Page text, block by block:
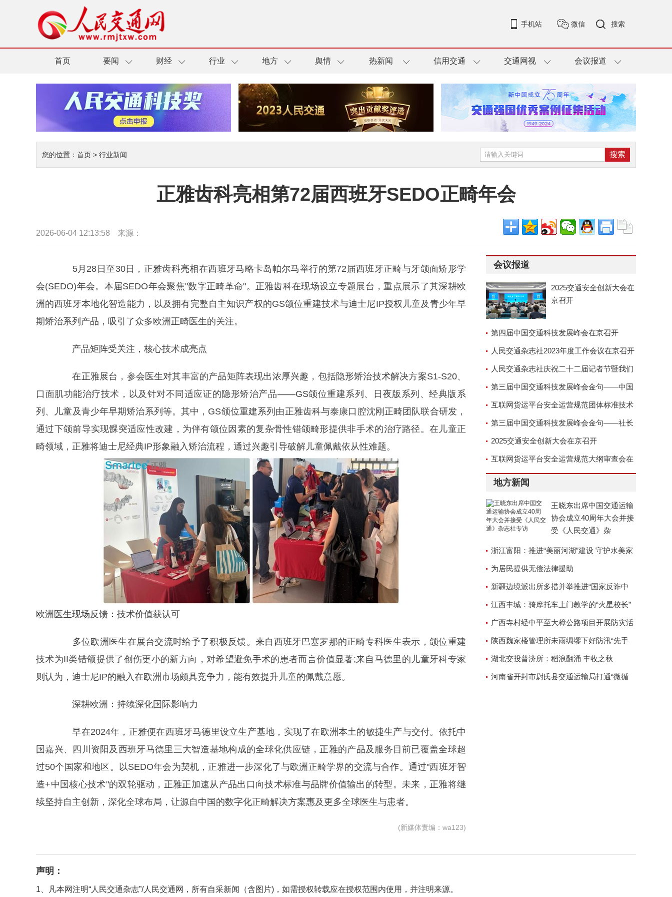
手机站 微信 搜索
首页 要闻 财经 行业 地方 舆情 热新闻 信用交通 交通网视 会议报道
您的位置： 首页 > 行业新闻
正雅齿科亮相第72届西班牙SEDO正畸年会
2026-06-04 12:13:58 来源：
5月28日至30日，正雅齿科亮相在西班牙马略卡岛帕尔马举行的第72届西班牙正畸与牙颌面矫形学
会(SEDO)年会。本届SEDO年会聚焦"数字正畸革命"。正雅齿科在现场设立专题展台，重点展示了其深耕欧
洲的西班牙本地化智造能力，以及拥有完整自主知识产权的GS颌位重建技术与迪士尼IP授权儿童及青少年早
期矫治系列产品，吸引了众多欧洲正畸医生的关注。
产品矩阵受关注，核心技术成亮点
在正雅展台，参会医生对其丰富的产品矩阵表现出浓厚兴趣，包括隐形矫治技术解决方案S1-S20、
口面肌功能治疗技术，以及针对不同适应证的隐形矫治产品——GS颌位重建系列、日夜版系列、经典版系
列、儿童及青少年早期矫治系列等。其中，GS颌位重建系列由正雅齿科与泰康口腔沈刚正畸团队联合研发，
通过下颌前导实现髁突适应性改建，为伴有颌位因素的复杂骨性错颌畸形提供非手术的治疗路径。在儿童正
畸领域，正雅将迪士尼经典IP形象融入矫治流程，通过兴趣引导破解儿童佩戴依从性难题。
欧洲医生现场反馈：技术价值获认可
多位欧洲医生在展台交流时给予了积极反馈。来自西班牙巴塞罗那的正畸专科医生表示，颌位重建
技术为II类错颌提供了创伤更小的新方向，对希望避免手术的患者而言价值显著;来自马德里的儿童牙科专家
则认为，迪士尼IP的融入在欧洲市场颇具竞争力，能有效提升儿童的佩戴意愿。
深耕欧洲：持续深化国际影响力
早在2024年，正雅便在西班牙马德里设立生产基地，实现了在欧洲本土的敏捷生产与交付。依托中
国嘉兴、四川资阳及西班牙马德里三大智造基地构成的全球化供应链，正雅的产品及服务目前已覆盖全球超
过50个国家和地区。以SEDO年会为契机，正雅进一步深化了与欧洲正畸学界的交流与合作。通过"西班牙智
造+中国核心技术"的双轮驱动，正雅正加速从产品出口向技术标准与品牌价值输出的转型。未来，正雅将继
续坚持自主创新，深化全球布局，让源自中国的数字化正畸解决方案惠及更多全球医生与患者。
(新媒体责编：wa123)
会议报道
2025交通安全创新大会在
京召开
第四届中国交通科技发展峰会在京召开
人民交通杂志社2023年度工作会议在京召开
人民交通杂志社庆祝二十二届记者节暨我们
的故事演讲座谈会
第三届中国交通科技发展峰会金句——中国
交通运输协会副会长兼秘
互联网货运平台安全运营规范团体标准技术
审查会顺利召开
第三届中国交通科技发展峰会金句——社长
郑德岭
2025交通安全创新大会在京召开
互联网货运平台安全运营规范大纲审查会在
京召开
地方新闻
王晓东出席中国交通运输
协会成立40周年大会并接
受《人民交通》杂
浙江富阳：推进“美丽河湖”建设 守护水美家
园为居民提供无偿法律援助
新疆边境派出所多措并举推进“国家反诈中
心”APP安装工作
江西丰城：骑摩托车上门教学的“火星校长”
广西寺村经中平至大樟公路项目开展防灾活
动陕西魏家楼管理所未雨绸缪下好防汛“先手
棋”湖北交投普济所：稻浪翻涌 丰收之秋
河南省开封市尉氏县交通运输局打通“微循
声明：
1、凡本网注明“人民交通杂志”/人民交通网，所有自采新闻（含图片)，如需授权转载应在授权范围内使用，并注明来源。